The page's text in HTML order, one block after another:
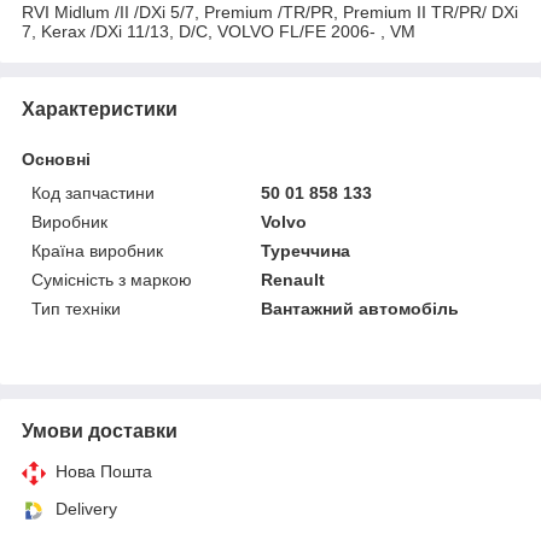
RVI Midlum /II /DXi 5/7, Premium /TR/PR, Premium II TR/PR/ DXi
7, Kerax /DXi 11/13, D/C, VOLVO FL/FE 2006- , VM
Характеристики
Основні
Код запчастини
50 01 858 133
Виробник
Volvo
Країна виробник
Туреччина
Сумісність з маркою
Renault
Тип техніки
Вантажний автомобіль
Умови доставки
Нова Пошта
Delivery